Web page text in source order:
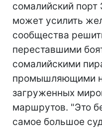
сомалийский порт
может усилить
сообщества
переставшими
сомалийскими
промышляющими
загруженных
маршрутов. "Это
самое большое